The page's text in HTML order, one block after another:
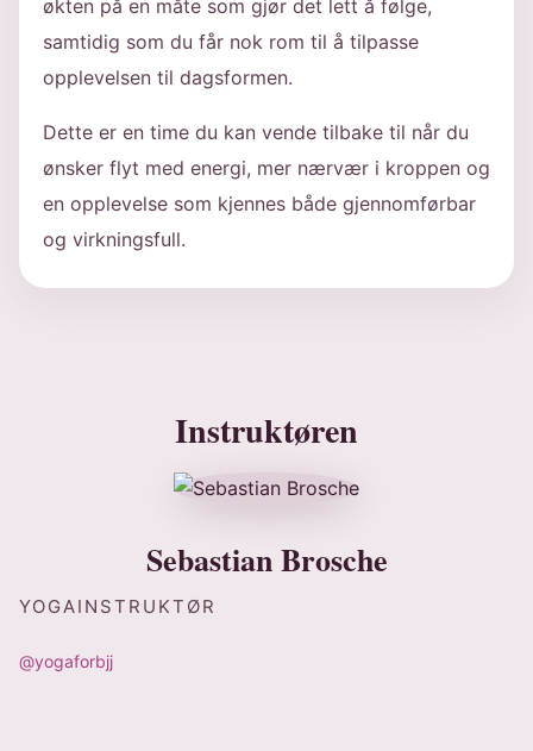
økten på en måte som gjør det lett å følge,
samtidig som du får nok rom til å tilpasse
opplevelsen til dagsformen.
Dette er en time du kan vende tilbake til når du
ønsker flyt med energi, mer nærvær i kroppen og
en opplevelse som kjennes både gjennomførbar
og virkningsfull.
Instruktøren
Sebastian Brosche
YOGAINSTRUKTØR
@yogaforbjj